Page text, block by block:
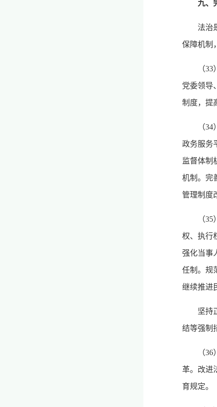
九、
法治
保障机制
（
党委领导
制度，提
（
政务服务
监督体制
机制。完
管理制度
（
权、执行
强化当事
任制。规
继续推进
坚持
结等强制
（
革。改进
育规定。